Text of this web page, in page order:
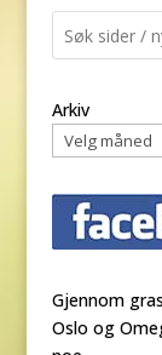
Arkiv
Gjennom
Oslo og